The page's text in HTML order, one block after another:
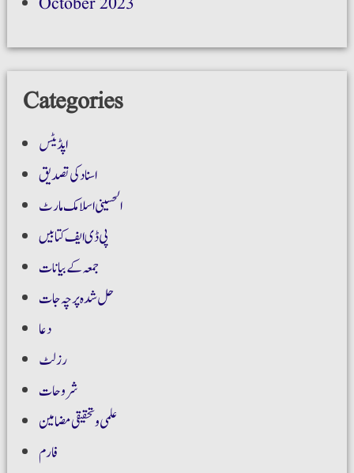
Categories
اپڈیٹس
اسناد کی تصدیق
الحسینی اسلامک مارٹ
پی ڈی ایف کتابیں
جمعہ کے بیانات
حل شدہ پرچہ جات
دعا
رزلٹ
شروحات
علمی و تحقیقی مضامین
فارم